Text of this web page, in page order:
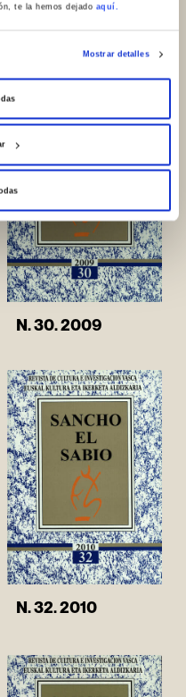
te la hemos dejado aquí.
Mostrar detalles
N. 30. 2009
N. 32. 2010